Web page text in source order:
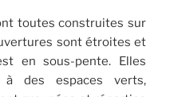
toutes construites sur
sont étroites et
en sous-pente. Elles
à des espaces verts,